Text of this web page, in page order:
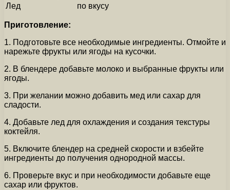
Лед
по вкусу
Приготовление:
1. Подготовьте все необходимые ингредиенты. Отмойте и
нарежьте фрукты или ягоды на кусочки.
2. В блендере добавьте молоко и выбранные фрукты или
ягоды.
3. При желании можно добавить мед или сахар для
сладости.
4. Добавьте лед для охлаждения и создания текстуры
коктейля.
5. Включите блендер на средней скорости и взбейте
ингредиенты до получения однородной массы.
6. Проверьте вкус и при необходимости добавьте еще
сахар или фруктов.